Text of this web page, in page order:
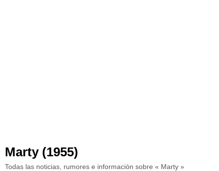
Marty (1955)
Todas las noticias, rumores e información sobre « Marty »